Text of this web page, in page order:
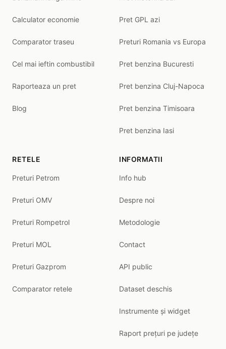
Calculator economie
Comparator traseu
Cel mai ieftin combustibil
Raporteaza un pret
Blog
Pret GPL azi
Preturi Romania vs Europa
Pret benzina Bucuresti
Pret benzina Cluj-Napoca
Pret benzina Timisoara
Pret benzina Iasi
RETELE
Preturi Petrom
Preturi OMV
Preturi Rompetrol
Preturi MOL
Preturi Gazprom
Comparator retele
INFORMATII
Info hub
Despre noi
Metodologie
Contact
API public
Dataset deschis
Instrumente și widget
Raport prețuri pe județe